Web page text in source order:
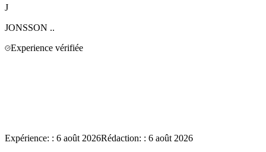
J
JONSSON ..
Experience vérifiée
Expérience: : 6 août 2026Rédaction: : 6 août 2026